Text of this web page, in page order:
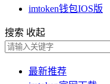
imtoken钱包IOS版
搜索 收起
最新推荐